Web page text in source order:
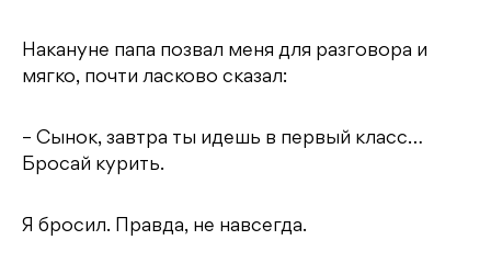
Накануне папа позвал меня для разговора и
мягко, почти ласково сказал:
– Сынок, завтра ты идешь в первый класс…
Бросай курить.
Я бросил. Правда, не навсегда.